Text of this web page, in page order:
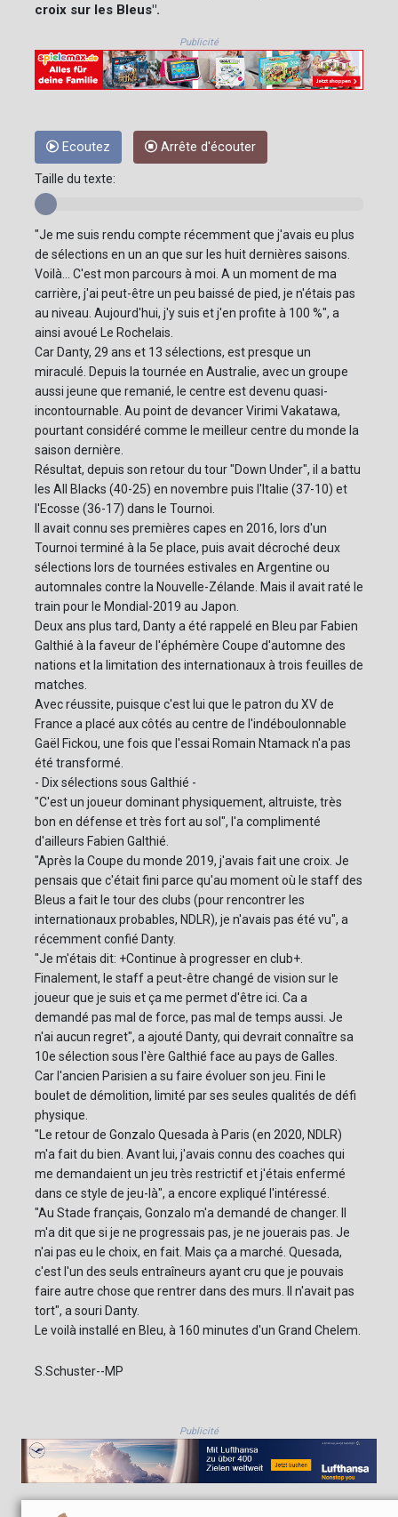
croix sur les Bleus".
Publicité
Ecoutez Arrête d'écouter
Taille du texte:
"Je me suis rendu compte récemment que j'avais eu plus
de sélections en un an que sur les huit dernières saisons.
Voilà... C'est mon parcours à moi. A un moment de ma
carrière, j'ai peut-être un peu baissé de pied, je n'étais pas
au niveau. Aujourd'hui, j'y suis et j'en profite à 100 %", a
ainsi avoué Le Rochelais.
Car Danty, 29 ans et 13 sélections, est presque un
miraculé. Depuis la tournée en Australie, avec un groupe
aussi jeune que remanié, le centre est devenu quasi-
incontournable. Au point de devancer Virimi Vakatawa,
pourtant considéré comme le meilleur centre du monde la
saison dernière.
Résultat, depuis son retour du tour "Down Under", il a battu
les All Blacks (40-25) en novembre puis l'Italie (37-10) et
l'Ecosse (36-17) dans le Tournoi.
Il avait connu ses premières capes en 2016, lors d'un
Tournoi terminé à la 5e place, puis avait décroché deux
sélections lors de tournées estivales en Argentine ou
automnales contre la Nouvelle-Zélande. Mais il avait raté le
train pour le Mondial-2019 au Japon.
Deux ans plus tard, Danty a été rappelé en Bleu par Fabien
Galthié à la faveur de l'éphémère Coupe d'automne des
nations et la limitation des internationaux à trois feuilles de
matches.
Avec réussite, puisque c'est lui que le patron du XV de
France a placé aux côtés au centre de l'indéboulonnable
Gaël Fickou, une fois que l'essai Romain Ntamack n'a pas
été transformé.
- Dix sélections sous Galthié -
"C'est un joueur dominant physiquement, altruiste, très
bon en défense et très fort au sol", l'a complimenté
d'ailleurs Fabien Galthié.
"Après la Coupe du monde 2019, j'avais fait une croix. Je
pensais que c'était fini parce qu'au moment où le staff des
Bleus a fait le tour des clubs (pour rencontrer les
internationaux probables, NDLR), je n'avais pas été vu", a
récemment confié Danty.
"Je m'étais dit: +Continue à progresser en club+.
Finalement, le staff a peut-être changé de vision sur le
joueur que je suis et ça me permet d'être ici. Ca a
demandé pas mal de force, pas mal de temps aussi. Je
n'ai aucun regret", a ajouté Danty, qui devrait connaître sa
10e sélection sous l'ère Galthié face au pays de Galles.
Car l'ancien Parisien a su faire évoluer son jeu. Fini le
boulet de démolition, limité par ses seules qualités de défi
physique.
"Le retour de Gonzalo Quesada à Paris (en 2020, NDLR)
m'a fait du bien. Avant lui, j'avais connu des coaches qui
me demandaient un jeu très restrictif et j'étais enfermé
dans ce style de jeu-là", a encore expliqué l'intéressé.
"Au Stade français, Gonzalo m'a demandé de changer. Il
m'a dit que si je ne progressais pas, je ne jouerais pas. Je
n'ai pas eu le choix, en fait. Mais ça a marché. Quesada,
c'est l'un des seuls entraîneurs ayant cru que je pouvais
faire autre chose que rentrer dans des murs. Il n'avait pas
tort", a souri Danty.
Le voilà installé en Bleu, à 160 minutes d'un Grand Chelem.
S.Schuster--MP
Publicité